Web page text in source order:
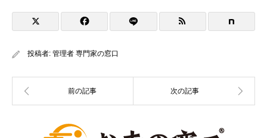
投稿者: 管理者 専門家の窓口